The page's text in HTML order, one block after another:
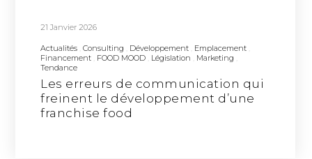
21 Janvier 2026
Actualités Consulting Développement
Emplacement
Financement
FOOD MOOD Législation
Marketing
Tendance
Les erreurs de communication qui
freinent le développement d’une
franchise food